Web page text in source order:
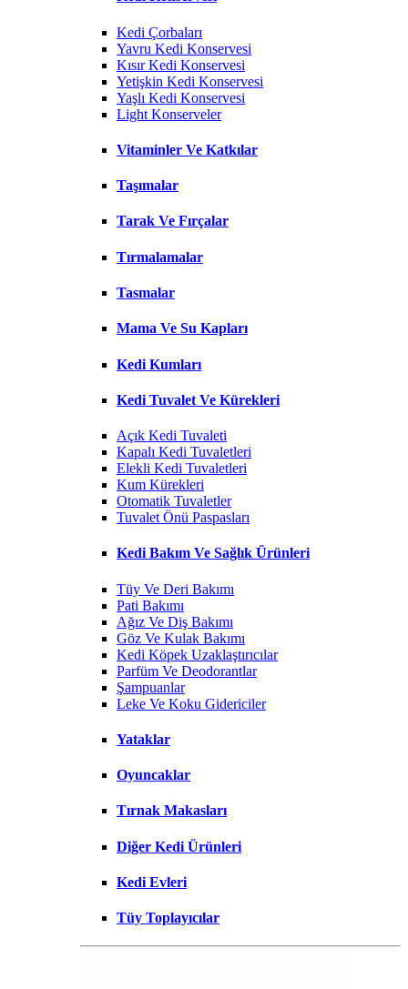
Kedi Çorbaları
Yavru Kedi Konservesi
Kısır Kedi Konservesi
Yetişkin Kedi Konservesi
Yaşlı Kedi Konservesi
Light Konserveler
Vitaminler Ve Katkılar
Taşımalar
Tarak Ve Fırçalar
Tırmalamalar
Tasmalar
Mama Ve Su Kapları
Kedi Kumları
Kedi Tuvalet Ve Kürekleri
Açık Kedi Tuvaleti
Kapalı Kedi Tuvaletleri
Elekli Kedi Tuvaletleri
Kum Kürekleri
Otomatik Tuvaletler
Tuvalet Önü Paspasları
Kedi Bakım Ve Sağlık Ürünleri
Tüy Ve Deri Bakımı
Pati Bakımı
Ağız Ve Diş Bakımı
Göz Ve Kulak Bakımı
Kedi Köpek Uzaklaştırıcılar
Parfüm Ve Deodorantlar
Şampuanlar
Leke Ve Koku Gidericiler
Yataklar
Oyuncaklar
Tırnak Makasları
Diğer Kedi Ürünleri
Kedi Evleri
Tüy Toplayıcılar